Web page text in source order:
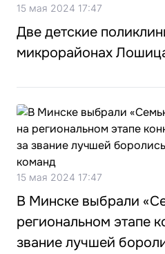
15 мая 2024 17:47
Две детские
микрорайонах
15 мая 2024 17:47
В Минске выбрали
региональном этапе
звание лучшей